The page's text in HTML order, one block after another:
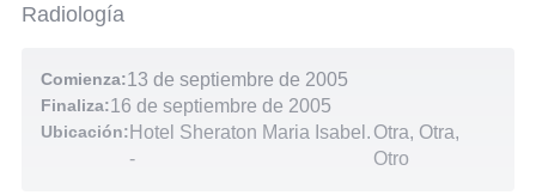
Radiología
Comienza:13 de septiembre de 2005
Finaliza:16 de septiembre de 2005
Ubicación: Hotel Sheraton Maria Isabel.
-
Otra, Otra,
Otro